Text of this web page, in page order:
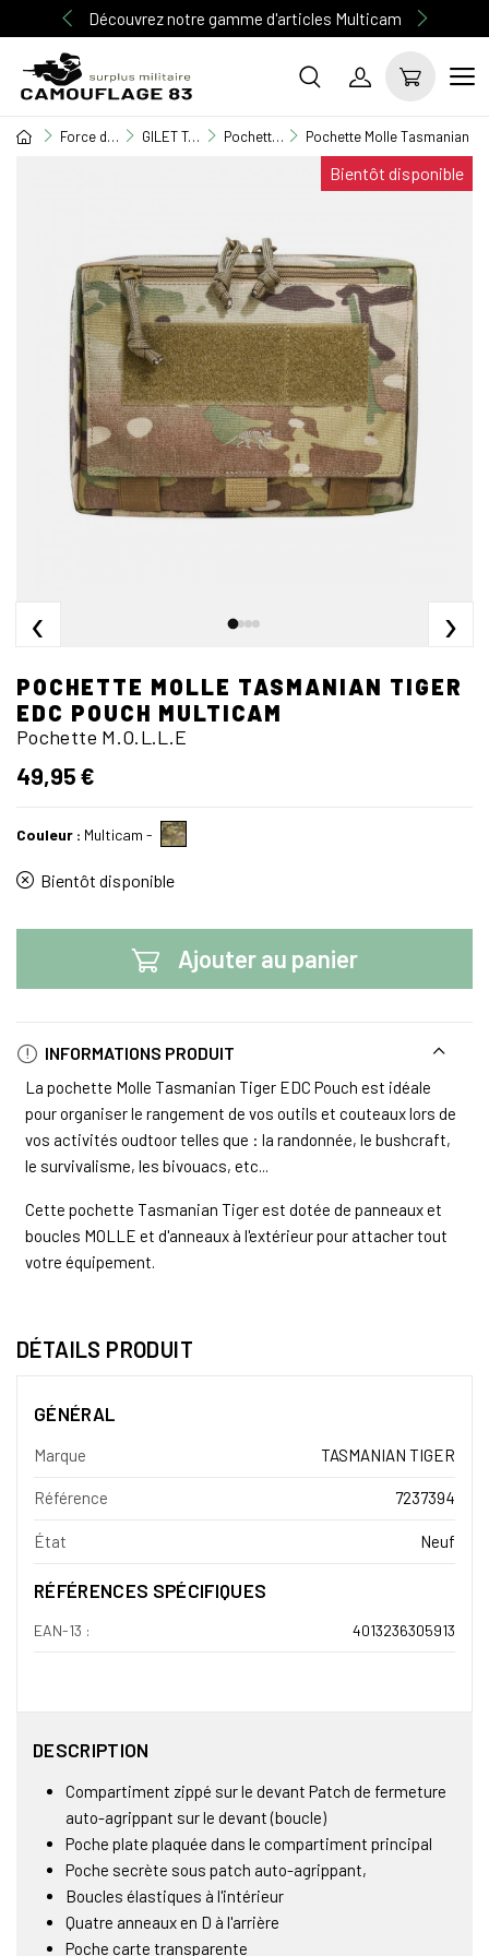
Découvrez notre gamme d'articles Multicam
Force de l'ordre GILET TACTIQUE / EQUIPEMENT / TASER Pochette M.O.L.L.E Pochette Molle Tasmanian
‹ ›
Bientôt disponible
POCHETTE MOLLE TASMANIAN TIGER
EDC POUCH MULTICAM
Pochette M.O.L.L.E
49,95 €
Couleur : Multicam -
Bientôt disponible
Ajouter au panier
INFORMATIONS PRODUIT
La pochette Molle Tasmanian Tiger EDC Pouch est idéale
pour organiser le rangement de vos outils et couteaux lors de
vos activités oudtoor telles que : la randonnée, le bushcraft,
le survivalisme, les bivouacs, etc...
Cette pochette Tasmanian Tiger est dotée de panneaux et
boucles MOLLE et d'anneaux à l'extérieur pour attacher tout
votre équipement.
DÉTAILS PRODUIT
GÉNÉRAL
Marque TASMANIAN TIGER
Référence 7237394
État Neuf
RÉFÉRENCES SPÉCIFIQUES
EAN-13 : 4013236305913
DESCRIPTION
Compartiment zippé sur le devant Patch de fermeture
auto-agrippant sur le devant (boucle)
Poche plate plaquée dans le compartiment principal
Poche secrète sous patch auto-agrippant,
Boucles élastiques à l'intérieur
Quatre anneaux en D à l'arrière
Poche carte transparente